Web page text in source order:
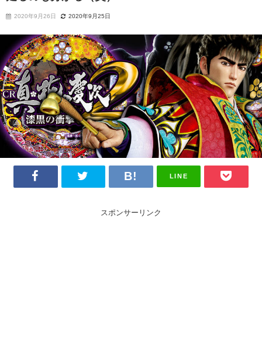
2020年9月26日 2020年9月25日
LINE
スポンサーリンク